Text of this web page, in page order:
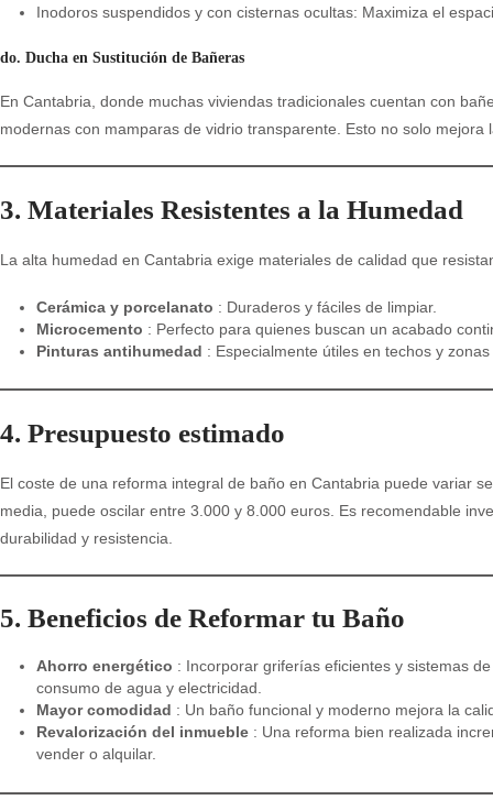
Inodoros suspendidos y con cisternas ocultas: Maximiza el
do. Ducha en Sustitución de Bañeras
En Cantabria, donde muchas viviendas tradicionales cuentan con
modernas con mamparas de vidrio transparente. Esto no solo
3. Materiales Resistentes a la Humedad
La alta humedad en Cantabria exige materiales de calidad que
Cerámica y porcelanato : Duraderos y fáciles de limpiar.
Microcemento : Perfecto para quienes buscan un acabado
Pinturas antihumedad : Especialmente útiles en techos y
4. Presupuesto estimado
El coste de una reforma integral de baño en Cantabria puede variar
media, puede oscilar entre 3.000 y 8.000 euros. Es recomendable
durabilidad y resistencia.
5. Beneficios de Reformar tu Baño
Ahorro energético : Incorporar griferías eficientes y sistemas
consumo de agua y electricidad.
Mayor comodidad : Un baño funcional y moderno mejora la
Revalorización del inmueble: Una reforma bien realizada
vender o alquilar.